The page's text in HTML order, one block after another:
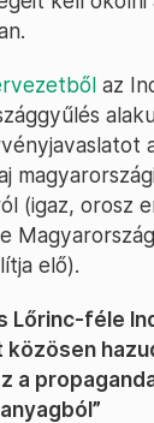
az
(igaz, orosz
elő).
Lőrinc-féle
a